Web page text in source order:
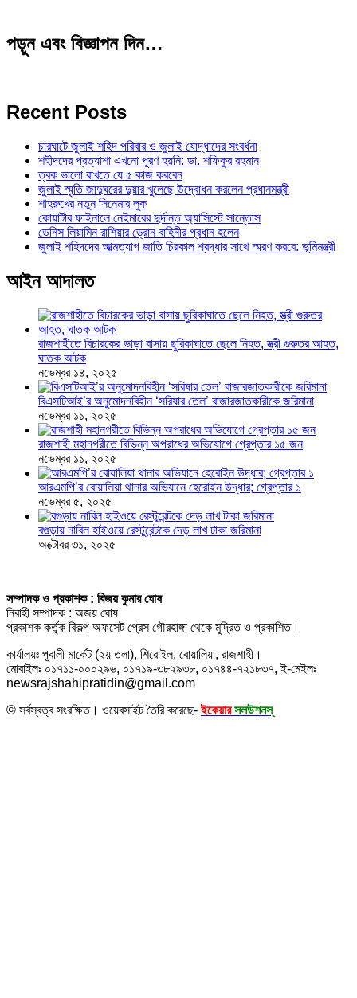
পড়ুন এবং বিজ্ঞাপন দিন…
Recent Posts
চারঘাটে জুলাই শহিদ পরিবার ও জুলাই যোদ্ধাদের সংবর্ধনা
শহীদদের প্রত্যাশা এখনো পূরণ হয়নি: ডা. শফিকুর রহমান
ত্বক ভালো রাখতে যে ৫ কাজ করবেন
জুলাই স্মৃতি জাদুঘরের দুয়ার খুলেছে উদ্বোধন করলেন প্রধানমন্ত্রী
শাহরুখের নতুন সিনেমার লুক
কোয়ার্টার ফাইনালে নেইমারের দুর্দান্ত অ্যাসিস্টে সান্তোস
ডেনিস লিয়ামিন রাশিয়ার ড্রোন বাহিনীর প্রধান হলেন
জুলাই শহিদদের আত্মত্যাগ জাতি চিরকাল শ্রদ্ধার সাথে স্মরণ করবে: ভূমিমন্ত্রী
আইন আদালত
রাজশাহীতে বিচারকের ভাড়া বাসায় ছুরিকাঘাতে ছেলে নিহত, স্ত্রী গুরুতর আহত,
ঘাতক আটক
নভেম্বর ১৪, ২০২৫
বিএসটিআই’র অনুমোদনবিহীন ‘সরিষার তেল’ বাজারজাতকারীকে জরিমানা
নভেম্বর ১১, ২০২৫
রাজশাহী মহানগরীতে বিভিন্ন অপরাধের অভিযোগে গ্রেপ্তার ১৫ জন
নভেম্বর ১১, ২০২৫
আরএমপি’র বোয়ালিয়া থানার অভিযানে হেরোইন উদ্ধার; গ্রেপ্তার ১
নভেম্বর ৫, ২০২৫
বগুড়ায় নাবিল হাইওয়ে রেস্টুরেন্টকে দেড় লাখ টাকা জরিমানা
অক্টোবর ৩১, ২০২৫
সম্পাদক ও প্রকাশক : বিজয় কুমার ঘোষ
নিবাহী সম্পাদক : অজয় ঘোষ
প্রকাশক কর্তৃক বিকল্প অফসেট প্রেস গৌরহাঙ্গা থেকে মুদ্রিত ও প্রকাশিত।
কার্যালয়ঃ পূবালী মার্কেট (২য় তলা), শিরোইল, বোয়ালিয়া, রাজশাহী।
মোবাইলঃ ০১৭১১-০০০২৯৬, ০১৭১৯-৩৮২৯৩৮, ০১৭৪৪-৭২১৮৩৭, ই-মেইলঃ
newsrajshahipratidin@gmail.com
© সর্বস্বত্ব সংরক্ষিত। ওয়েবসাইট তৈরি করেছে-ইকেয়ার সলউশনস্